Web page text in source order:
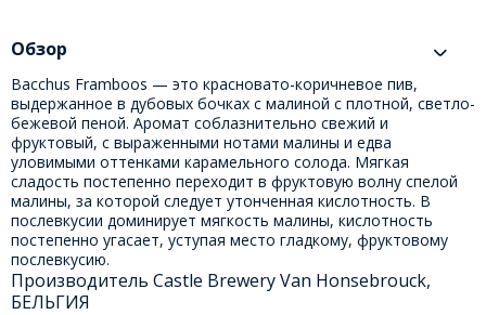
Обзор
Bacchus Framboos — это красновато-коричневое пив,
выдержанное в дубовых бочках с малиной с плотной, светло-
бежевой пеной. Аромат соблазнительно свежий и
фруктовый, с выраженными нотами малины и едва
уловимыми оттенками карамельного солода. Мягкая
сладость постепенно переходит в фруктовую волну спелой
малины, за которой следует утонченная кислотность. В
послевкусии доминирует мягкость малины, кислотность
постепенно угасает, уступая место гладкому, фруктовому
послевкусию.
Производитель Castle Brewery Van Honsebrouck,
БЕЛЬГИЯ